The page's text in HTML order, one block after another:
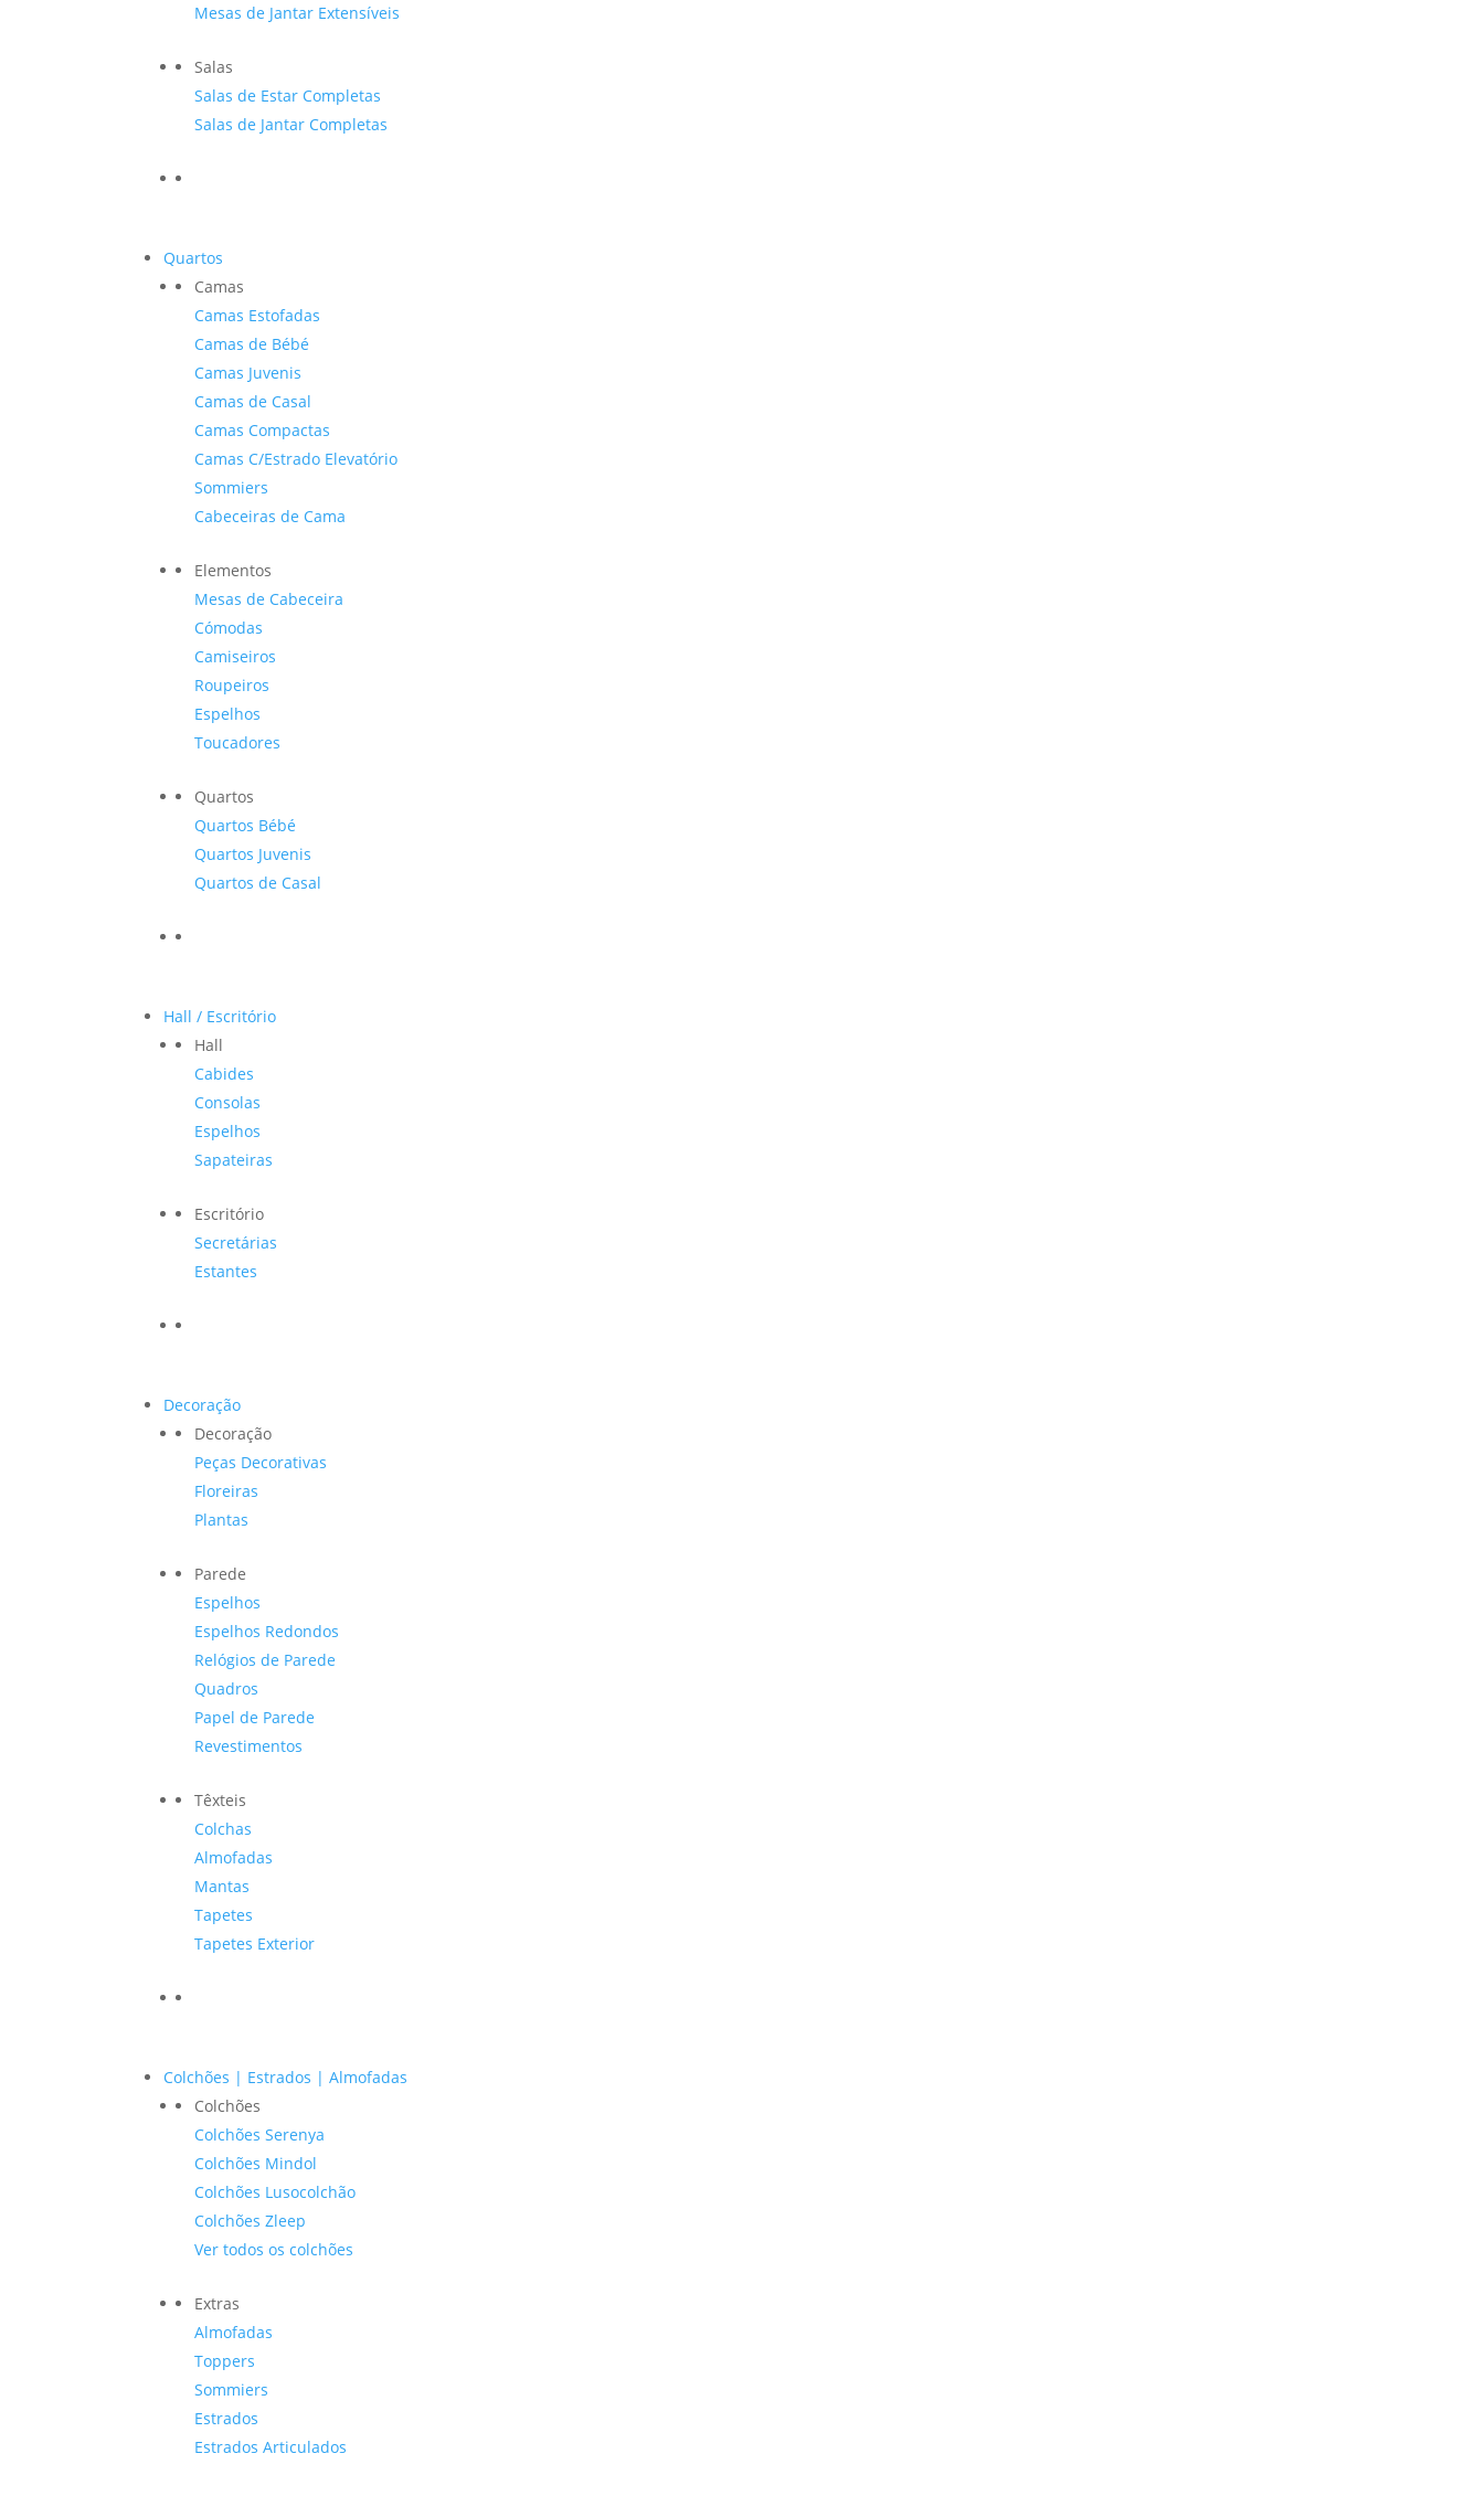
Mesas de Jantar Extensíveis
Salas
Salas de Estar Completas
Salas de Jantar Completas
Quartos
Camas
Camas Estofadas
Camas de Bébé
Camas Juvenis
Camas de Casal
Camas Compactas
Camas C/Estrado Elevatório
Sommiers
Cabeceiras de Cama
Elementos
Mesas de Cabeceira
Cómodas
Camiseiros
Roupeiros
Espelhos
Toucadores
Quartos
Quartos Bébé
Quartos Juvenis
Quartos de Casal
Hall / Escritório
Hall
Cabides
Consolas
Espelhos
Sapateiras
Escritório
Secretárias
Estantes
Decoração
Decoração
Peças Decorativas
Floreiras
Plantas
Parede
Espelhos
Espelhos Redondos
Relógios de Parede
Quadros
Papel de Parede
Revestimentos
Têxteis
Colchas
Almofadas
Mantas
Tapetes
Tapetes Exterior
Colchões | Estrados | Almofadas
Colchões
Colchões Serenya
Colchões Mindol
Colchões Lusocolchão
Colchões Zleep
Ver todos os colchões
Extras
Almofadas
Toppers
Sommiers
Estrados
Estrados Articulados